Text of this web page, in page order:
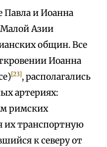
Павла и Иоанна
Азии
общин. Все
Иоанна
[23], располагались
артериях:
римских
их транспортную
к северу от